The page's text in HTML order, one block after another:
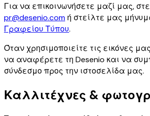
Για να επικοινωνήσετε μαζί μας,
pr@desenio.com ή στείλτε μας
Γραφείου Τύπου.
Όταν χρησιμοποιείτε τις εικόνες
να αναφέρετε τη Desenio και να
σύνδεσμο προς την ιστοσελίδα μας.
Καλλιτέχνες &